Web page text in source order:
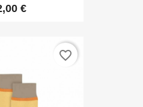
€
favorite_border